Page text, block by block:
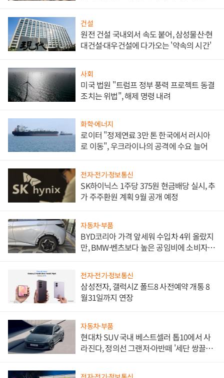
건설
원전 건설 국내외서 속도 붙어, 삼성물산·현
대건설·대우건설에 다가오는 '약속의 시간'
사회
미국 법원 "트럼프 정부 풍력 프로젝트 동결
조치는 위법", 해제 명령 내려
화학·에너지
로이터 "정제연료 3만 톤 한국에서 러시아
로 이동", 우크라이나의 공격에 수요 늘어
전자·전기·정보통신
SK하이닉스 1주당 375원 현금배당 실시, 추
가 주주환원 계획 9월 공개 예정
자동차·부품
BYD코리아 가격 앞세워 수입차 4위 올랐지
만, BMW·벤츠보다 높은 공임비에 소비자
전자·전기·정보통신
삼성전자, 갤럭시Z 폴드8 사전예약 개통 8
월31일까지 연장
자동차·부품
현대차 SUV 국내 베스트셀러 톱10에서 사
라진다, 정의선 그랜저·아반떼 '세단 쌍끌